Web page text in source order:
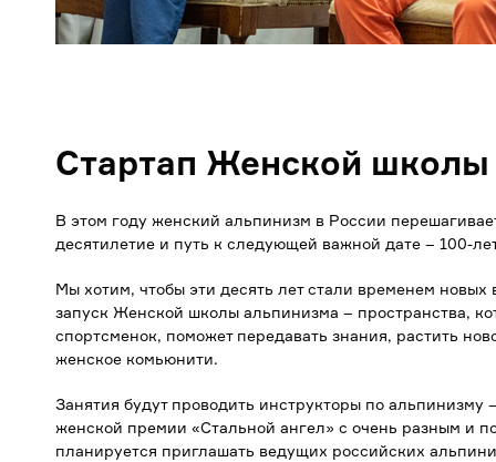
Стартап Женской школы
В этом году женский альпинизм в России
десятилетие и путь к следующей важной дате – 100-
Мы хотим, чтобы эти десять лет стали временем
запуск Женской школы альпинизма – пространства,
спортсменок, поможет передавать знания, растить
женское комьюнити.
Занятия будут проводить инструкторы по
женской премии «Стальной ангел» с очень разным и
планируется приглашать ведущих российских